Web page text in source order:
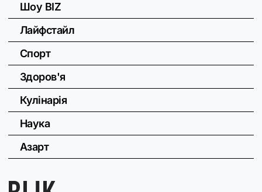
Шоу BIZ
Лайфстайл
Спорт
Здоров'я
Кулінарія
Наука
Азарт